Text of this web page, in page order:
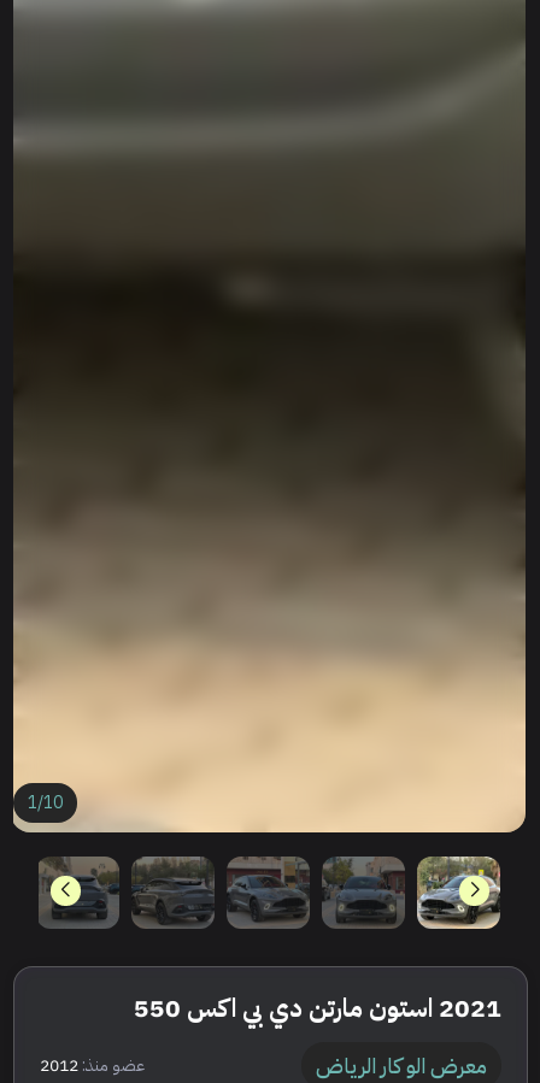
1/10
2021 استون مارتن دي بي اكس 550
معرض الو كار الرياض عضو منذ:2012